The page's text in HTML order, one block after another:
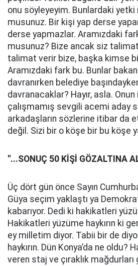
onu söyleyeyim. Bunlardaki yetki
musunuz. Bir kişi yap derse
derse yapmazlar. Aramızdaki
musunuz? Bize ancak siz
talimat verir bize, başka kimse
Aramızdaki fark bu. Bunlar
davranırken belediye
davranacaklar? Hayır, asla.
çalışmamış sevgili acemi aday
arkadaşların sözlerine itibar da
değil. Sizi bir o köşe bir bu köşe
''...SONUÇ 50 KİŞİ GÖZALTINA
Üç dört gün önce Sayın
Güya seçim yaklaştı ya
kabarıyor. Dedi ki hakikatleri
Hakikatleri yüzüme haykırın ki
ey milletim diyor. Tabii bir de
haykırın. Dün Konya’da ne oldu?
veren staj ve çıraklık